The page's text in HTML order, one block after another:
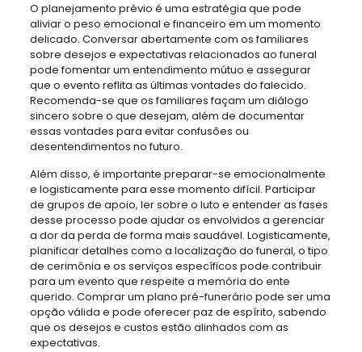
O planejamento prévio é uma estratégia que pode
aliviar o peso emocional e financeiro em um momento
delicado. Conversar abertamente com os familiares
sobre desejos e expectativas relacionados ao funeral
pode fomentar um entendimento mútuo e assegurar
que o evento reflita as últimas vontades do falecido.
Recomenda-se que os familiares façam um diálogo
sincero sobre o que desejam, além de documentar
essas vontades para evitar confusões ou
desentendimentos no futuro.
Além disso, é importante preparar-se emocionalmente
e logisticamente para esse momento difícil. Participar
de grupos de apoio, ler sobre o luto e entender as fases
desse processo pode ajudar os envolvidos a gerenciar
a dor da perda de forma mais saudável. Logisticamente,
planificar detalhes como a localização do funeral, o tipo
de cerimônia e os serviços específicos pode contribuir
para um evento que respeite a memória do ente
querido. Comprar um plano pré-funerário pode ser uma
opção válida e pode oferecer paz de espírito, sabendo
que os desejos e custos estão alinhados com as
expectativas.